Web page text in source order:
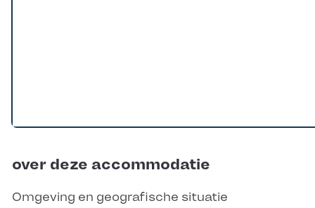
over deze accommodatie
Omgeving en geografische situatie